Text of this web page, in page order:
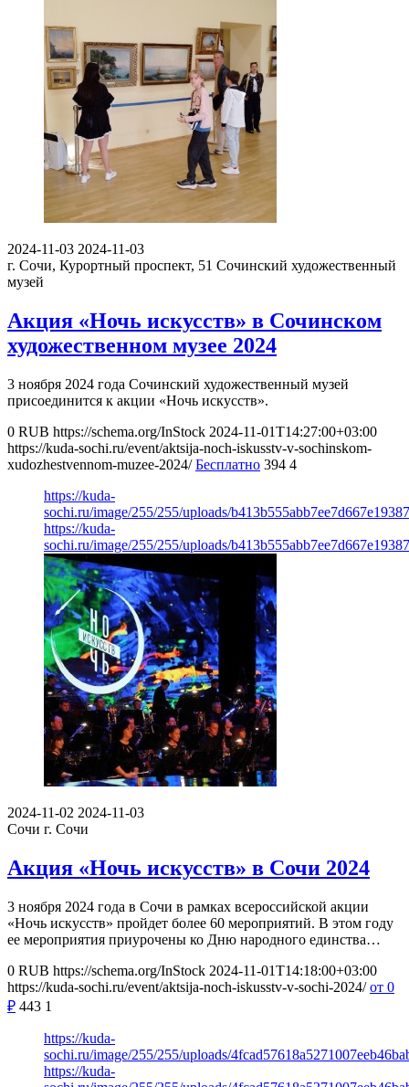
2024-11-03 2024-11-03
г. Сочи, Курортный проспект, 51 Сочинский художественный
музей
Акция «Ночь искусств» в Сочинском
художественном музее 2024
3 ноября 2024 года Сочинский художественный музей
присоединится к акции «Ночь искусств».
0 RUB https://schema.org/InStock 2024-11-01T14:27:00+03:00
https://kuda-sochi.ru/event/aktsija-noch-iskusstv-v-sochinskom-
xudozhestvennom-muzee-2024/ Бесплатно 394 4
https://kuda-
sochi.ru/image/255/255/uploads/
https://kuda-
sochi.ru/image/255/255/uploads/
2024-11-02 2024-11-03
Сочи г. Сочи
Акция «Ночь искусств» в Сочи 2024
3 ноября 2024 года в Сочи в рамках всероссийской акции
«Ночь искусств» пройдет более 60 мероприятий. В этом году
ее мероприятия приурочены ко Дню народного единства…
0 RUB https://schema.org/InStock 2024-11-01T14:18:00+03:00
https://kuda-sochi.ru/event/aktsija-noch-iskusstv-v-sochi-2024/ от 0
₽ 443 1
https://kuda-
sochi.ru/image/255/255/uploads/
https://kuda-